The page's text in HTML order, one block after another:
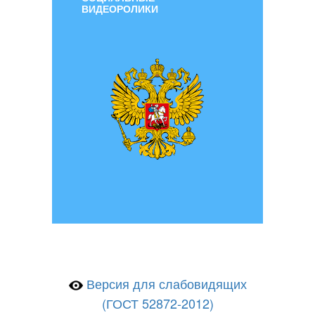
ВИДЕОРОЛИКИ
Версия для слабовидящих
(ГОСТ 52872-2012)